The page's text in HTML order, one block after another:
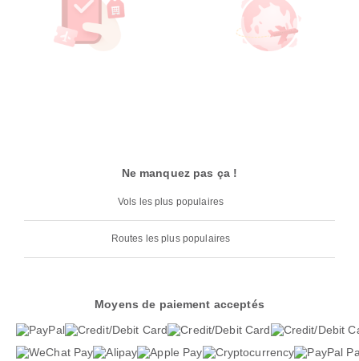
Ne manquez pas ça !
Vols les plus populaires
Routes les plus populaires
Moyens de paiement acceptés